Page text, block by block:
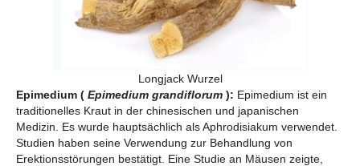
Longjack Wurzel
Epimedium ( Epimedium grandiflorum ): Epimedium ist ein
traditionelles Kraut in der chinesischen und japanischen
Medizin. Es wurde hauptsächlich als Aphrodisiakum verwendet.
Studien haben seine Verwendung zur Behandlung von
Erektionsstörungen bestätigt. Eine Studie an Mäusen zeigte,